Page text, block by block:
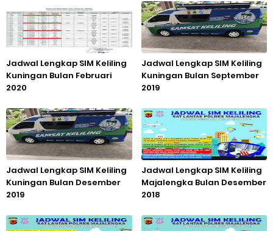
Jadwal Lengkap SIM Keliling
Kuningan Bulan Februari
2020
Jadwal Lengkap SIM Keliling
Kuningan Bulan September
2019
Jadwal Lengkap SIM Keliling
Kuningan Bulan Desember
2019
Jadwal Lengkap SIM Keliling
Majalengka Bulan Desember
2018